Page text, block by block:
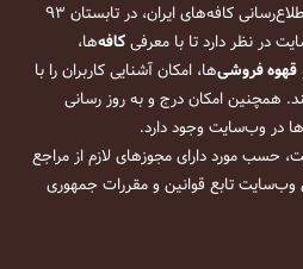
کافه‌یاب به عنوان مرجع معرفی و اطلاع‌رسانی کافه‌های ایران، در تابستان ۹۳
در نظر دارد تا با معرفیکافه‌ها،
قهوه فروشی‌ها، امکان آشنایی کاربران را با
همچنین امکان درج و به روز رسانی
در وب‌سایت وجود دارد.
حسب مورد دارای مجوزهای لازم از مراجع
وب‌سایت تابع قوانین و مقررات جمهوری